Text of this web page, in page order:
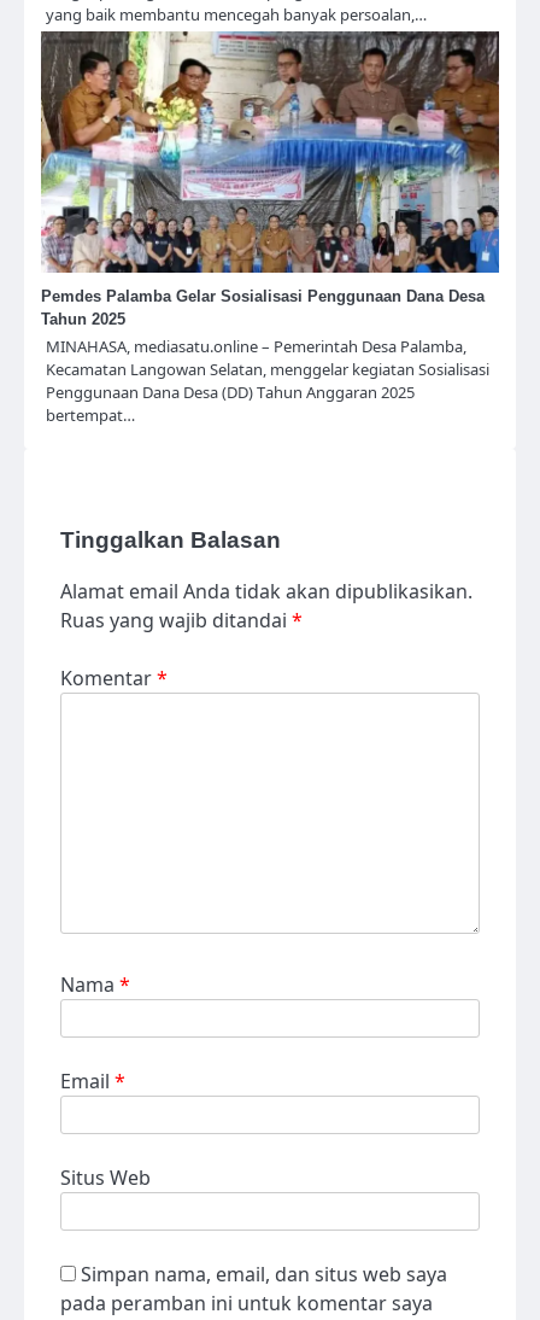
yang baik membantu mencegah banyak persoalan,…
Pemdes Palamba Gelar Sosialisasi Penggunaan Dana Desa
Tahun 2025
MINAHASA, mediasatu.online – Pemerintah Desa Palamba,
Kecamatan Langowan Selatan, menggelar kegiatan Sosialisasi
Penggunaan Dana Desa (DD) Tahun Anggaran 2025
bertempat…
Tinggalkan Balasan
Alamat email Anda tidak akan dipublikasikan.
Ruas yang wajib ditandai *
Komentar*
Nama *
Email *
Situs Web
Simpan nama, email, dan situs web saya
pada peramban ini untuk komentar saya